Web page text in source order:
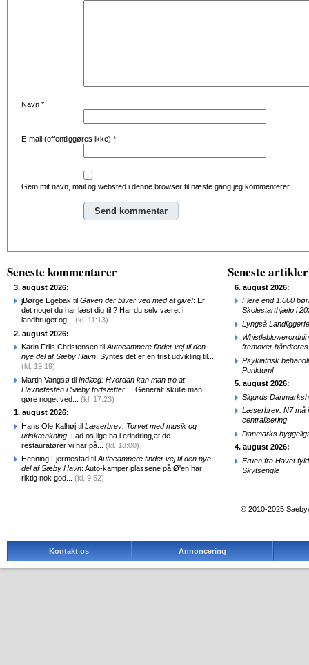
Navn *
E-mail (offentliggøres ikke) *
Gem mit navn, mail og websted i denne browser til næste gang jeg kommenterer.
Seneste kommentarer
3. august 2026:
jBørge Egebak til Gaven der bliver ved med at give!: Er
det noget du har læst dig til ? Har du selv været i
landbruget og... (kl. 11:13)
2. august 2026:
Karin Friis Christensen til Autocampere finder vej til den
nye del af Sæby Havn: Syntes det er en trist udvikling til...
(kl. 19:19)
Martin Vangsø til Indlæg: Hvordan kan man tro at
Havnefesten i Sæby fortsætter... : Generalt skulle man
gøre noget ved... (kl. 17:23)
1. august 2026:
Hans Ole Kalhøj til Læserbrev: Torvet med musik og
udskænkning: Lad os lige ha i erindring,at de
restauratører vi har på... (kl. 18:00)
Henning Fjermestad til Autocampere finder vej til den nye
del af Sæby Havn: Auto-kamper plassene på Ø'en har
riktig nok god... (kl. 9:52)
Seneste artikler
6. august 2026:
Flere end 1.000
Skolestarthjælp i
Lyngså
fremover
Psykiatrisk
Punktum!
5. august 2026:
Sigurds
Læserbrev: N7 må
centralisering
Danmarks
4. august 2026:
Fruen fra Havet
Skytsengle
© 2010-2025
Kontakt os Annoncering